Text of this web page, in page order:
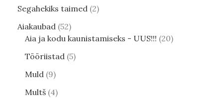
Segahekiks taimed 2
Aiakaubad 52
Aia ja kodu kaunistamiseks - UUS!!! 20
Tööriistad 5
Muld 9
Multš 4